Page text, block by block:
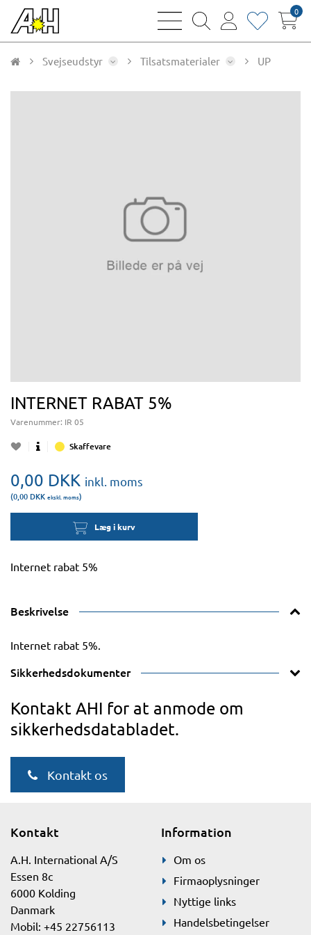
bars
magnifying
user
heart0
Svejseudstyr Tilsatsmaterialer UP
INTERNET RABAT 5%
Varenummer: IR 05
Skaffevare
0,00 DKK inkl. moms
(0,00 DKK ekskl. moms)
Læg i kurv
Internet rabat 5%
Beskrivelse
Internet rabat 5%.
Sikkerhedsdokumenter
Kontakt AHI for at anmode om
sikkerhedsdatabladet.
Kontakt os
Kontakt
A.H. International A/S
Essen 8c
6000 Kolding
Danmark
Mobil: +45 22756113
Information
Om os
Firmaoplysninger
Nyttige links
Handelsbetingelser